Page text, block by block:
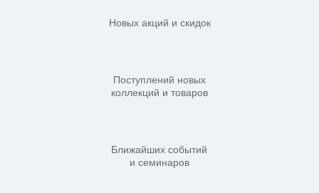
Новых акций и скидок
Поступлений новых
коллекций и товаров
Ближайших событий
и семинаров